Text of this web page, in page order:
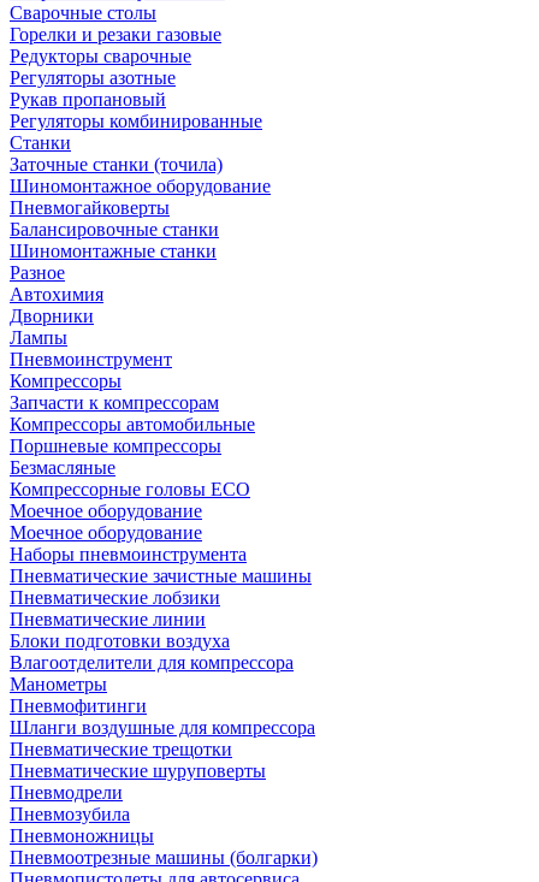
Сварочные столы
Горелки и резаки газовые
Редукторы сварочные
Регуляторы азотные
Рукав пропановый
Регуляторы комбинированные
Станки
Заточные станки (точила)
Шиномонтажное оборудование
Пневмогайковерты
Балансировочные станки
Шиномонтажные станки
Разное
Автохимия
Дворники
Лампы
Пневмоинструмент
Компрессоры
Запчасти к компрессорам
Компрессоры автомобильные
Поршневые компрессоры
Безмасляные
Компрессорные головы ECO
Моечное оборудование
Моечное оборудование
Наборы пневмоинструмента
Пневматические зачистные машины
Пневматические лобзики
Пневматические линии
Блоки подготовки воздуха
Влагоотделители для компрессора
Манометры
Пневмофитинги
Шланги воздушные для компрессора
Пневматические трещотки
Пневматические шуруповерты
Пневмодрели
Пневмозубила
Пневмоножницы
Пневмоотрезные машины (болгарки)